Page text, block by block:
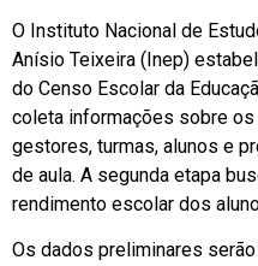
O Instituto Nacional de
Anísio Teixeira (Inep)
do Censo Escolar da
coleta informações sobre
gestores, turmas, alunos e
de aula. A segunda etapa
rendimento escolar dos
Os dados preliminares